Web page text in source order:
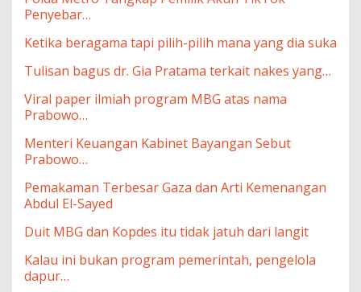
Penyebar…
Ketika beragama tapi pilih-pilih mana yang dia suka
Tulisan bagus dr. Gia Pratama terkait nakes yang…
Viral paper ilmiah program MBG atas nama
Prabowo…
Menteri Keuangan Kabinet Bayangan Sebut
Prabowo…
Pemakaman Terbesar Gaza dan Arti Kemenangan
Abdul El-Sayed
Duit MBG dan Kopdes itu tidak jatuh dari langit
Kalau ini bukan program pemerintah, pengelola
dapur…